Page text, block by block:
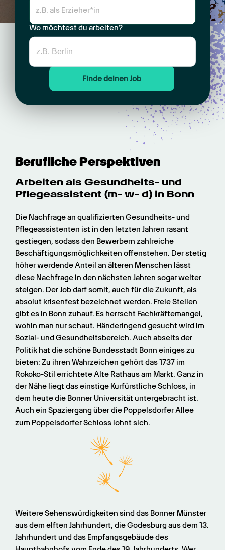
Wo möchtest du arbeiten?
Finde deinen Job
Berufliche Perspektiven
Arbeiten als Gesundheits- und
Pflege­assistent (m- w- d) in Bonn
Die Nachfrage an qualifizierten Gesundheits- und
Pflegeassistenten ist in den letzten Jahren rasant
gestiegen, sodass den Bewerbern zahlreiche
Beschäftigungsmöglichkeiten offenstehen. Der stetig
höher werdende Anteil an älteren Menschen lässt
diese Nachfrage in den nächsten Jahren sogar weiter
steigen. Der Job darf somit, auch für die Zukunft, als
absolut krisenfest bezeichnet werden. Freie Stellen
gibt es in Bonn zuhauf. Es herrscht Fachkräftemangel,
wohin man nur schaut. Händeringend gesucht wird im
Sozial- und Gesundheitsbereich. Auch abseits der
Politik hat die schöne Bundesstadt Bonn einiges zu
bieten: Zu ihren Wahrzeichen gehört das 1737 im
Rokoko-Stil errichtete Alte Rathaus am Markt. Ganz in
der Nähe liegt das einstige Kurfürstliche Schloss, in
dem heute die Bonner Universität untergebracht ist.
Auch ein Spaziergang über die Poppelsdorfer Allee
zum Poppelsdorfer Schloss lohnt sich.
Weitere Sehenswürdigkeiten sind das Bonner Münster
aus dem elften Jahrhundert, die Godesburg aus dem 13.
Jahrhundert und das Empfangsgebäude des